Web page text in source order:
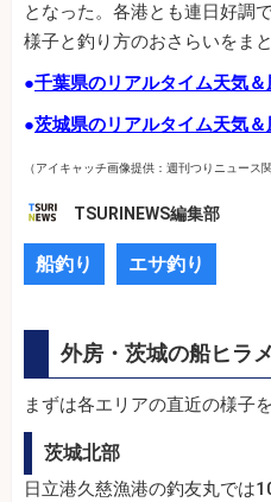
となった。各港とも連日好調
様子と釣り方のおさらいをまと
●千葉県のリアルタイム天気＆
●茨城県のリアルタイム天気＆
（アイキャッチ画像提供：週刊つりニュース
TSURINEWS編集部
船釣り エサ釣り
外房・茨城の船ヒラ
まずは各エリアの直近の様子
茨城北部
日立港久慈漁港の釣友丸では